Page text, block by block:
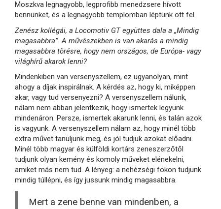
Moszkva legnagyobb, legprofibb menedzsere hívott
bennünket, és a legnagyobb templomban léptünk ott fel.
Zenész kollégái, a Locomotiv GT együttes dala a „Mindig
magasabbra”. A művészekben is van akarás a mindig
magasabbra törésre, hogy nem országos, de Európa- vagy
világhírű akarok lenni?
Mindenkiben van versenyszellem, ez ugyanolyan, mint
ahogy a díjak inspirálnak. A kérdés az, hogy ki, miképpen
akar, vagy tud versenyezni? A versenyszellem nálunk,
nálam nem abban jelentkezik, hogy ismertek legyünk
mindenáron. Persze, ismertek akarunk lenni, és talán azok
is vagyunk. A versenyszellem nálam az, hogy minél több
extra művet tanuljunk meg, és jól tudjuk azokat előadni.
Minél több magyar és külföldi kortárs zeneszerzőtől
tudjunk olyan kemény és komoly műveket elénekelni,
amiket más nem tud. A lényeg: a nehézségi fokon tudjunk
mindig túllépni, és így jussunk mindig magasabbra.
Mert a zene benne van mindenben, a